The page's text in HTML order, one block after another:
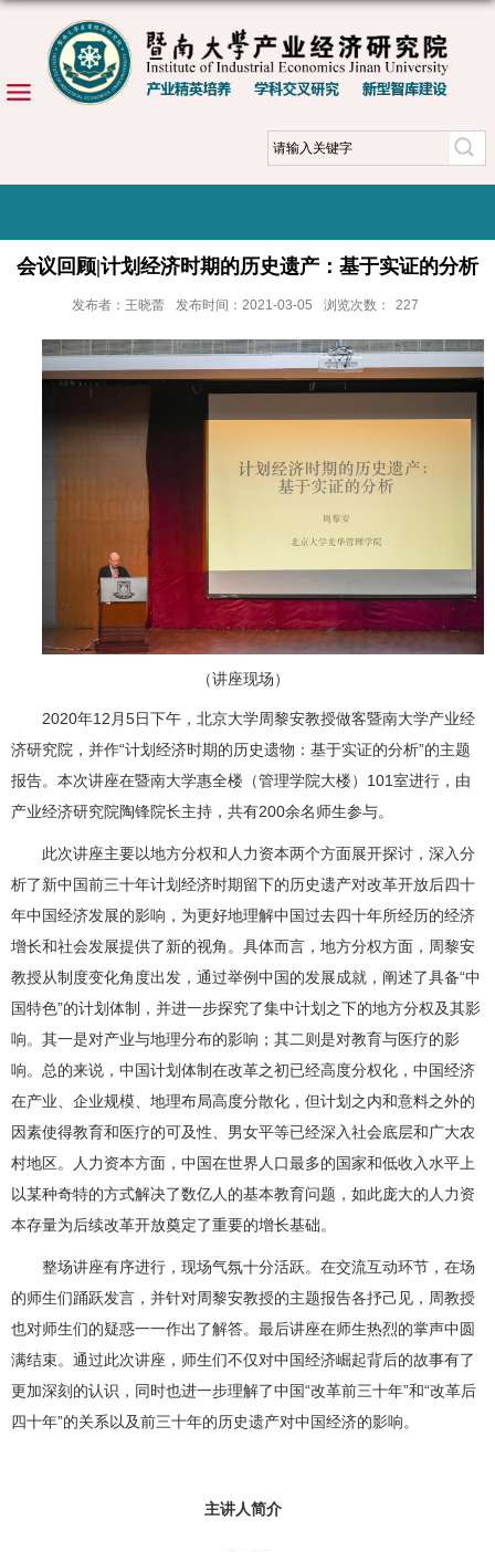
会议回顾|计划经济时期的历史遗产：基于实证的分析
发布者：王晓蕾 发布时间：2021-03-05 浏览次数： 227
（讲座现场）
2020年12月5日下午，北京大学周黎安教授做客暨南大学产业经
济研究院，并作“计划经济时期的历史遗物：基于实证的分析”的主题
报告。本次讲座在暨南大学惠全楼（管理学院大楼）101室进行，由
产业经济研究院陶锋院长主持，共有200余名师生参与。
此次讲座主要以地方分权和人力资本两个方面展开探讨，深入分
析了新中国前三十年计划经济时期留下的历史遗产对改革开放后四十
年中国经济发展的影响，为更好地理解中国过去四十年所经历的经济
增长和社会发展提供了新的视角。具体而言，地方分权方面，周黎安
教授从制度变化角度出发，通过举例中国的发展成就，阐述了具备“中
国特色”的计划体制，并进一步探究了集中计划之下的地方分权及其影
响。其一是对产业与地理分布的影响；其二则是对教育与医疗的影
响。总的来说，中国计划体制在改革之初已经高度分权化，中国经济
在产业、企业规模、地理布局高度分散化，但计划之内和意料之外的
因素使得教育和医疗的可及性、男女平等已经深入社会底层和广大农
村地区。人力资本方面，中国在世界人口最多的国家和低收入水平上
以某种奇特的方式解决了数亿人的基本教育问题，如此庞大的人力资
本存量为后续改革开放奠定了重要的增长基础。
整场讲座有序进行，现场气氛十分活跃。在交流互动环节，在场
的师生们踊跃发言，并针对周黎安教授的主题报告各抒己见，周教授
也对师生们的疑惑一一作出了解答。最后讲座在师生热烈的掌声中圆
满结束。通过此次讲座，师生们不仅对中国经济崛起背后的故事有了
更加深刻的认识，同时也进一步理解了中国“改革前三十年”和“改革后
四十年”的关系以及前三十年的历史遗产对中国经济的影响。
主讲人简介